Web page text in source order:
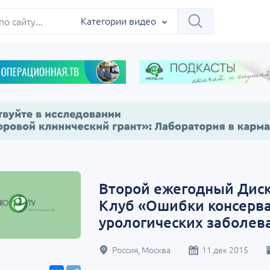
Москва
Научно-практическая
региональная интернет-
конференция «УроМикс»
Россия, Екатеринбург
Севастополь
17 сентября
Категории видео
Второй ежегодный
Клуб «Ошибки
урологических
Россия, Москва 11 дек 2015